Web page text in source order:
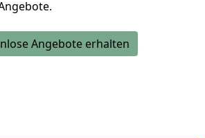
Angebote erhalten